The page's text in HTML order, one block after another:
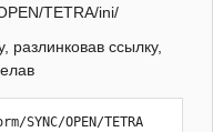
TETRA/ini/
разлинковав ссылку,
OPEN/TETRA